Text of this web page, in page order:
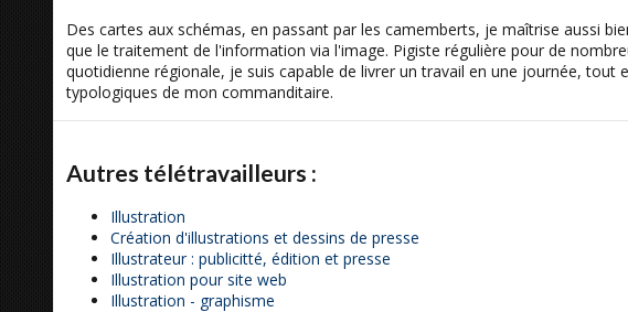
Des cartes aux schémas, en passant par les camemberts, je maîtrise aussi
que le traitement de l'information via l'image. Pigiste régulière pour de
quotidienne régionale, je suis capable de livrer un travail en une journée, tout
typologiques de mon commanditaire.
Autres télétravailleurs :
Illustration
Création d'illustrations et dessins de presse
Illustrateur : publicitté, édition et presse
Illustration pour site web
Illustration - graphisme